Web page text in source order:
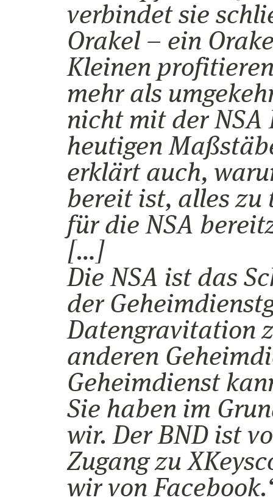
verbindet sie
Orakel – ein
Kleinen
mehr als
nicht mit der NSA
heutigen
erklärt auch,
bereit ist, alles zu
für die NSA
[…]
Die NSA ist das
der
Datengravitation
anderen
Geheimdienst
Sie haben im
wir. Der BND ist
Zugang zu
wir von